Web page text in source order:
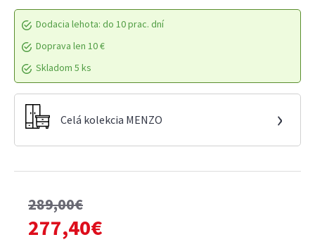
Dodacia lehota: do 10 prac. dní
Doprava len 10 €
Skladom 5 ks
Celá kolekcia MENZO ›
289,00€
277,40€